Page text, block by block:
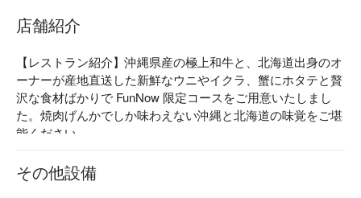
店舗紹介
【レストラン紹介】沖縄県産の極上和牛と、北海道出身のオ
ーナーが産地直送した新鮮なウニやイクラ、蟹にホタテと贅
沢な食材ばかりで FunNow 限定コースをご用意いたしまし
た。焼肉げんかでしか味わえない沖縄と北海道の味覚をご堪
能ください。
【看板メニュー】
和牛ロース：サシと赤身のバランスが良く特上レベルのロー
スをご提供！
その他設備